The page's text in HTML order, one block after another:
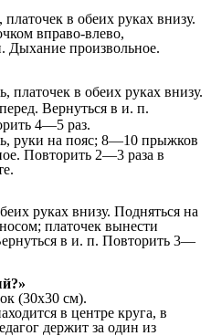
в обеих руках внизу.
вправо-влево,
Дыхание произвольное.
платочек в обеих руках внизу.
Вернуться в и. п.
4—5 раз.
руки на пояс; 8—10 прыжков
Повторить 2—3 раза в
руках внизу. Подняться на
платочек вынести
в и. п. Повторить 3—
(30x30 см).
в центре круга, в
держит за один из